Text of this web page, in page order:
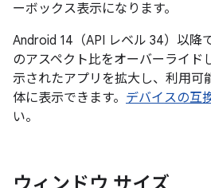
ーボックス表示になります。
Android 14（API レベル 34）以降
のアスペクト比をオーバーライド
示されたアプリを拡大し、利用可
体に表示できます。 デバイスの互
い。